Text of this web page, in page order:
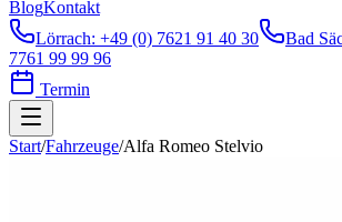
BlogKontakt
Lörrach: +49 (0) 7621 91 40 30 Bad
7761 99 99 96
Termin
Start/Fahrzeuge/Alfa Romeo Stelvio